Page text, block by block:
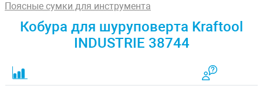
Поясные сумки для инструмента
Кобура для шуруповерта Kraftool
INDUSTRIE 38744